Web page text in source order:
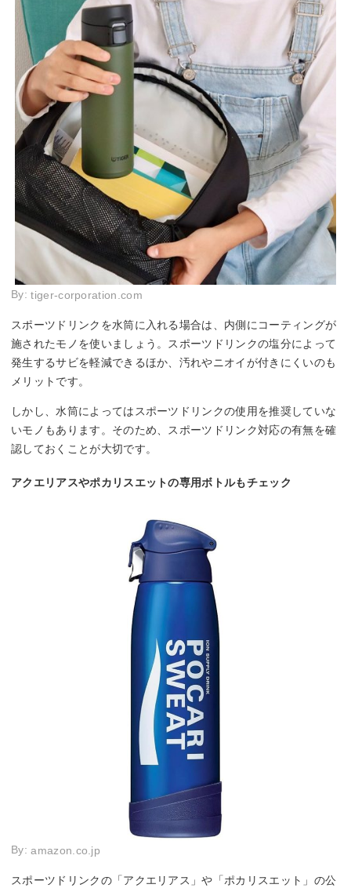
By:tiger-corporation.com
スポーツドリンクを水筒に入れる場合は、内側にコーティングが
施されたモノを使いましょう。スポーツドリンクの塩分によって
発生するサビを軽減できるほか、汚れやニオイが付きにくいのも
メリットです。
しかし、水筒によってはスポーツドリンクの使用を推奨していな
いモノもあります。そのため、スポーツドリンク対応の有無を確
認しておくことが大切です。
アクエリアスやポカリスエットの専用ボトルもチェック
By:amazon.co.jp
スポーツドリンクの「アクエリアス」や「ポカリスエット」の公